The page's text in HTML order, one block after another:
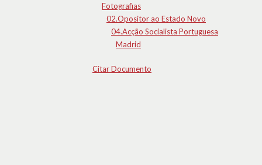
Fotografias
02.Opositor ao Estado Novo
04.Acção Socialista Portuguesa
Madrid
Citar Documento